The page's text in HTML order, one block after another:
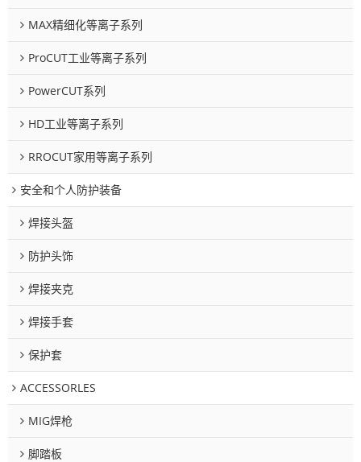
MAX精细化等离子系列
ProCUT工业等离子系列
PowerCUT系列
HD工业等离子系列
RROCUT家用等离子系列
安全和个人防护装备
焊接头盔
防护头饰
焊接夹克
焊接手套
保护套
ACCESSORLES
MIG焊枪
脚踏板